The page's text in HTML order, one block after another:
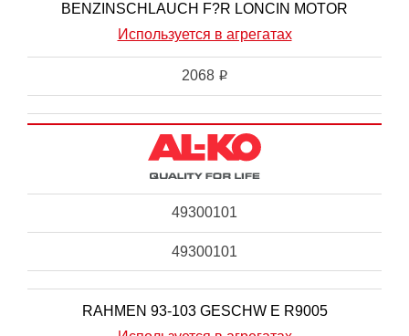
BENZINSCHLAUCH F?R LONCIN MOTOR
Используется в агрегатах
2068 i
49300101
49300101
RAHMEN 93-103 GESCHW E R9005